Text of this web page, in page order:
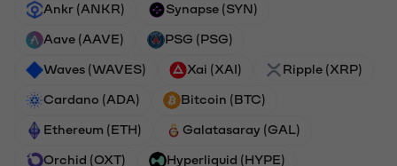
Ankr (ANKR) Synapse (SYN)
Aave (AAVE) PSG (PSG)
Waves (WAVES) Xai (XAI) Ripple (XRP)
Cardano (ADA) Bitcoin (BTC)
Ethereum (ETH) Galatasaray (GAL)
Orchid (OXT) Hyperliquid (HYPE)